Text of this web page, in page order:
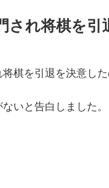
され将棋を引
棋を引退を決意し
いと告白しました。